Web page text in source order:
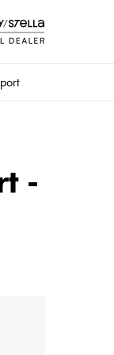
-